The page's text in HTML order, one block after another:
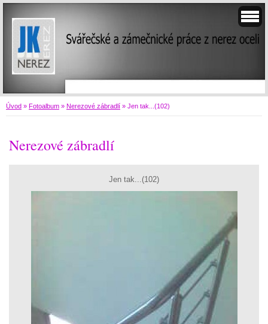
Úvod » Fotoalbum » Nerezové zábradlí » Jen tak...(102)
Nerezové zábradlí
Jen tak...(102)